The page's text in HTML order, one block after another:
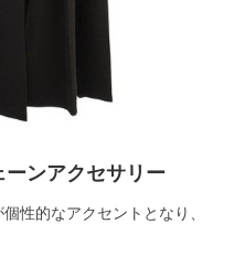
ンアクセサリー
性的なアクセントとなり、